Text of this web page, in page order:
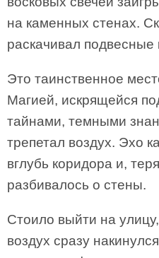
на каменных стенах.
раскачивал подвесные
Это таинственное
Магией, искрящейся
тайнами, темными
трепетал воздух. Эхо
вглубь коридора и,
разбивалось о стены.
Стоило выйти на
воздух сразу